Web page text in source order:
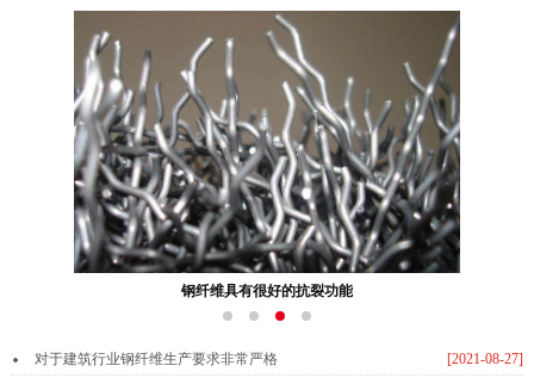
钢纤维具有很好的抗裂功能
[2021-08-27]
对于建筑行业钢纤维生产要求非常严格